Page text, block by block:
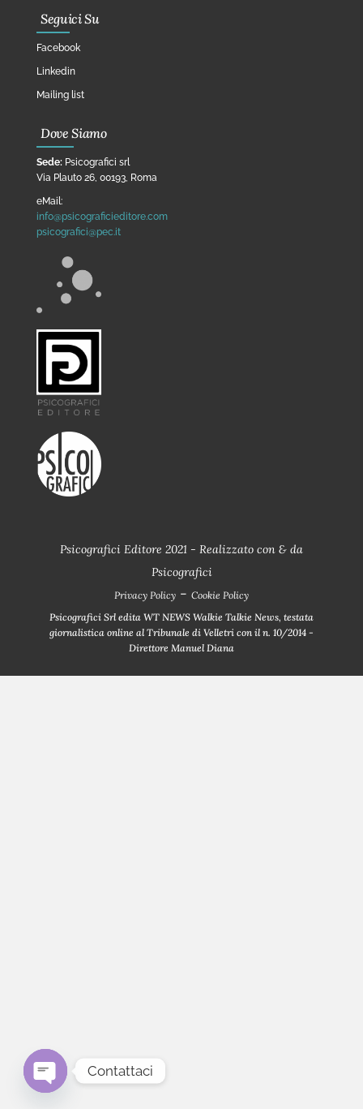
Seguici Su
Facebook
Linkedin
Mailing list
Dove Siamo
Sede: Psicografici srl
Via Plauto 26, 00193, Roma
eMail:
info@psicograficieditore.com
psicografici@pec.it
Psicografici Editore 2021 - Realizzato con & da
Psicografici
Privacy Policy - Cookie Policy
Psicografici Srl edita WT NEWS Walkie Talkie News, testata
giornalistica online al Tribunale di Velletri con il n. 10/2014 -
Direttore Manuel Diana
Contattaci